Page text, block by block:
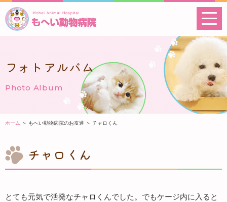
フォトアルバム
Photo Album
ホーム ＞ もへい動物病院のお友達 ＞ チャロくん
チャロくん
とても元気で活発なチャロくんでした。でもケージ内に入ると